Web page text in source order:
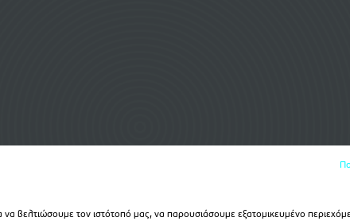
βελτιώσουμε τον ιστότοπό μας, να παρουσιάσουμε εξατομικευμένο